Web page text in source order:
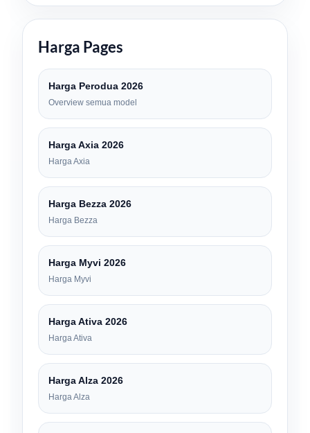
Harga Pages
Harga Perodua 2026
Overview semua model
Harga Axia 2026
Harga Axia
Harga Bezza 2026
Harga Bezza
Harga Myvi 2026
Harga Myvi
Harga Ativa 2026
Harga Ativa
Harga Alza 2026
Harga Alza